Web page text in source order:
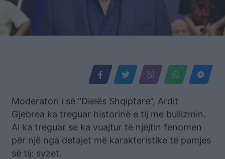
Moderatori i së “Dielës Shqiptare”, Ardit
Gjebrea ka treguar historinë e tij me bullizmin.
Ai ka treguar se ka vuajtur të njëjtin fenomen
për një nga detajet më karakteristike të pamjes
së tij: syzet.